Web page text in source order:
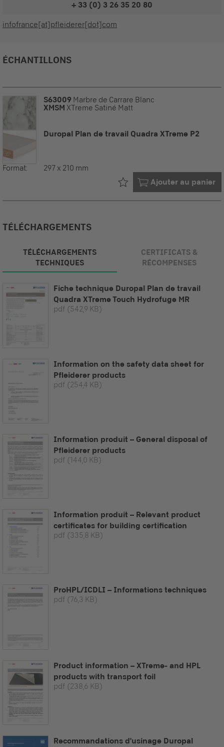
+ 33 (0) 3 26 35 20 80
infofrance[at]pfleiderer[dot]com
ÉCHANTILLONS
S63009 Marbre de Carrare Blanc
XMSM XTreme Satiné Matt
Duropal Plan de travail Quadra XTreme P2
Format: 297 x 210 mm
Ajouter au panier
Déjà dans votre
TÉLÉCHARGEMENTS
TÉLÉCHARGEMENTS
TECHNIQUES
CERTIFICATS &
RÉCOMPENSES
Fiche technique Duropal Plan de travail
Quadra XTreme Touch Hydrofuge MR
pdf (542,9 KB)
Information on the safety data sheet for
Pfleiderer products
pdf (254,4 KB)
Information produit – General disposal of
Pfleiderer products
pdf (144,0 KB)
Information produit – Relevant product
certificates for building certification
pdf (335,8 KB)
ProHPL/ICDLI – Informations techniques
pdf (76,3 KB)
Product information – XTreme- and HPL
products with transport foil
pdf (238,6 KB)
Recommandations d'usinage Duropal